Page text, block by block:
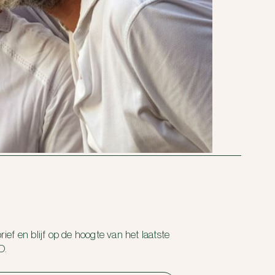
en blijf op de hoogte van het laatste